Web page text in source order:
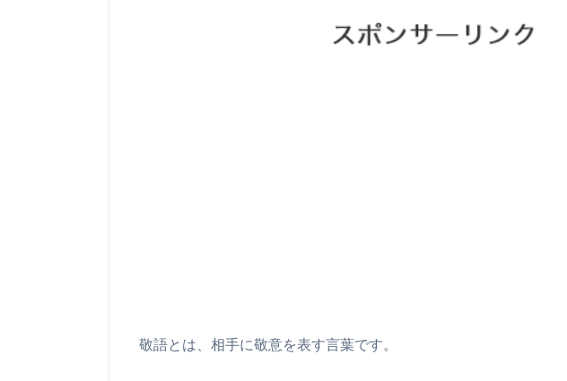
敬語とは、相手に敬意を表す言葉です。